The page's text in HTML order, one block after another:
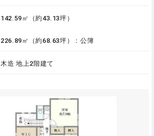
142.59㎡（約43.13坪）
226.89㎡（約68.63坪）：公簿
木造 地上2階建て